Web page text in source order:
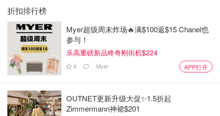
折扣排行榜
Myer超级周末炸场🔥满$100返$15 Chanel也
参与！
乐高重磅新品咚奇刚街机$224
4 Myer APP打开
OUTNET更新升级大促✨1.5折起
Zimmermann神裙$201